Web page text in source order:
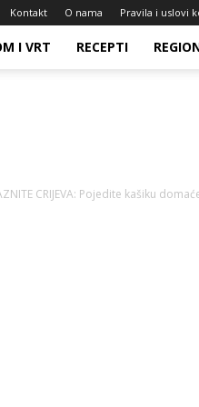
Kontakt O nama Pravila i uslovi
I VRT RECEPTI
CRIJEVA: Pojedite kašiku